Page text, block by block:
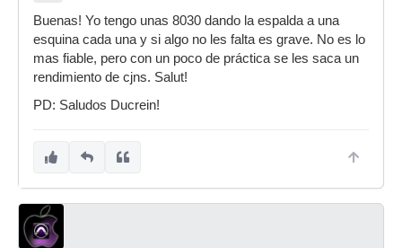
Buenas! Yo tengo unas 8030 dando la espalda a una
esquina cada una y si algo no les falta es grave. No es lo
mas fiable, pero con un poco de práctica se les saca un
rendimiento de cjns. Salut!
PD: Saludos Ducrein!